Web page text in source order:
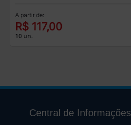
A partir de:
R$ 117,00
10 un.
Central de Informações